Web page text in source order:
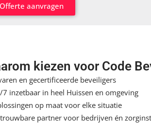
Offerte aanvragen
kiezen voor Code
en gecertificeerde beveiligers
inzetbaar in heel Huissen en omgeving
op maat voor elke situatie
partner voor bedrijven én